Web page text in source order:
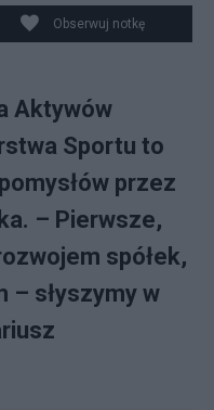
Obserwuj notkę
Aktywów
Sportu to
przez
– Pierwsze,
spółek,
– słyszymy w